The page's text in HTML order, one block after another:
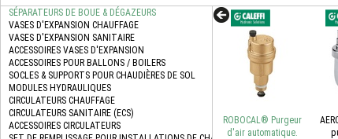
ROBOCAL® Purgeur
d'air automatique.